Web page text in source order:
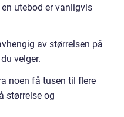
utebod er vanligvis
av størrelsen på
velger.
noen få tusen til flere
størrelse og